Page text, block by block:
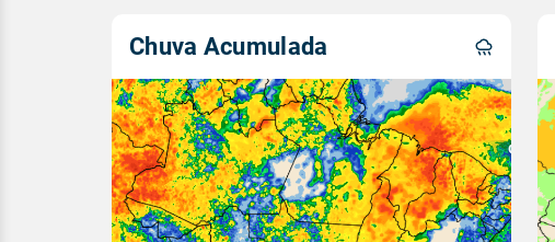
Chuva Acumulada